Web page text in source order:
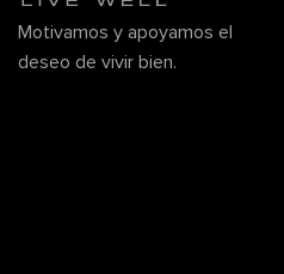
Motivamos y apoyamos el
deseo de vivir bien.